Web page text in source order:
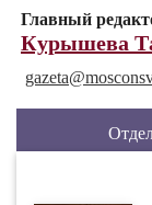
Главный
Курышева
gazeta@